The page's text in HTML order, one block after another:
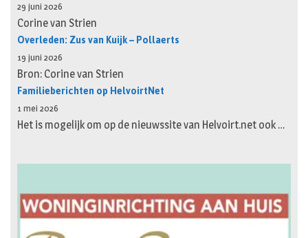
29 juni 2026
Corine van Strien
Overleden: Zus van Kuijk – Pollaerts
19 juni 2026
Bron: Corine van Strien
Familieberichten op HelvoirtNet
1 mei 2026
Het is mogelijk om op de nieuwssite van Helvoirt.net ook …